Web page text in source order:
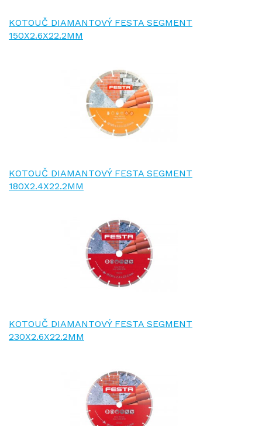
KOTOUČ DIAMANTOVÝ FESTA SEGMENT
150X2.6X22.2MM
KOTOUČ DIAMANTOVÝ FESTA SEGMENT
180X2.4X22.2MM
KOTOUČ DIAMANTOVÝ FESTA SEGMENT
230X2.6X22.2MM